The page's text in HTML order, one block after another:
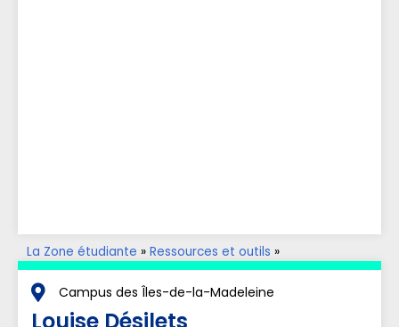
La Zone étudiante » Ressources et outils »
Accompagnement aux apprentissages»Parents aux
étudesCampus des Îles-de-la-Madeleine